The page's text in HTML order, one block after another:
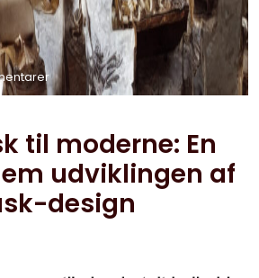
til moderne: En
udviklingen af
design